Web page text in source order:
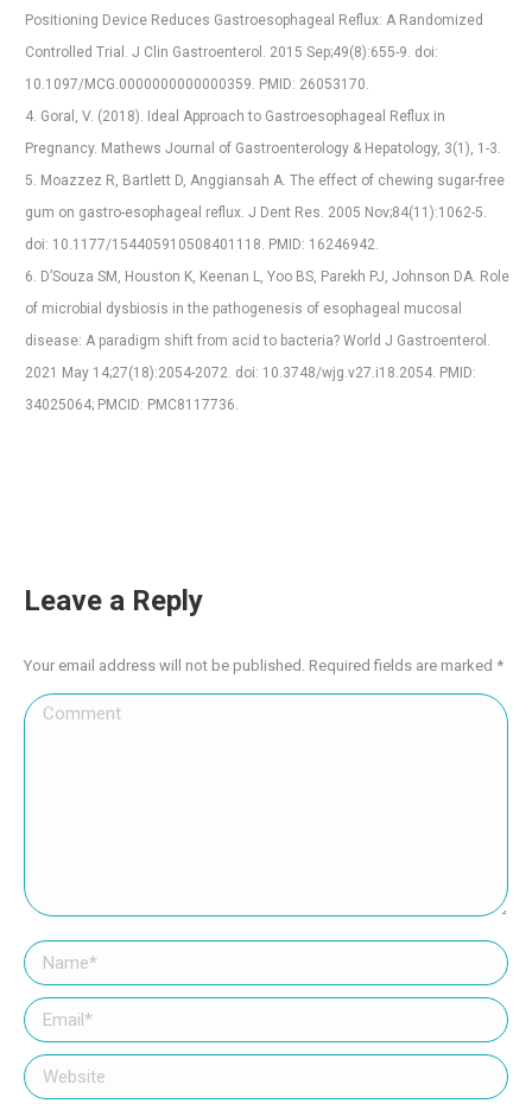
Positioning Device Reduces Gastroesophageal Reflux: A Randomized
Controlled Trial. J Clin Gastroenterol. 2015 Sep;49(8):655-9. doi:
10.1097/MCG.0000000000000359. PMID: 26053170.
4. Goral, V. (2018). Ideal Approach to Gastroesophageal Reflux in
Pregnancy. Mathews Journal of Gastroenterology & Hepatology, 3(1), 1-3.
5. Moazzez R, Bartlett D, Anggiansah A. The effect of chewing sugar-free
gum on gastro-esophageal reflux. J Dent Res. 2005 Nov;84(11):1062-5.
doi: 10.1177/154405910508401118. PMID: 16246942.
6. D’Souza SM, Houston K, Keenan L, Yoo BS, Parekh PJ, Johnson DA. Role
of microbial dysbiosis in the pathogenesis of esophageal mucosal
disease: A paradigm shift from acid to bacteria? World J Gastroenterol.
2021 May 14;27(18):2054-2072. doi: 10.3748/wjg.v27.i18.2054. PMID:
34025064; PMCID: PMC8117736.
Leave a Reply
Your email address will not be published. Required fields are marked *
Comment
Name *
Email *
Website